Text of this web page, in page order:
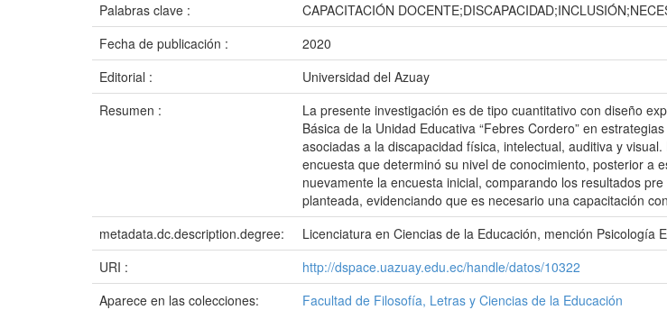
Palabras clave :
CAPACITACIÓN
Fecha de publicación :
2020
Editorial :
Universidad del Azuay
Resumen :
La presente investigación es de tipo cuantitativo con diseño
Básica de la Unidad Educativa “Febres Cordero” en
asociadas a la discapacidad física, intelectual, auditiva y
encuesta que determinó su nivel de conocimiento, posterior a
nuevamente la encuesta inicial, comparando los resultados
planteada, evidenciando que es necesario una capacitación
metadata.dc.description.degree:
Licenciatura en Ciencias de la Educación, mención Psicología
URI :
http://dspace.uazuay.edu.ec/handle/datos/10322
Aparece en las colecciones:
Facultad de Filosofía, Letras y Ciencias de la Educación